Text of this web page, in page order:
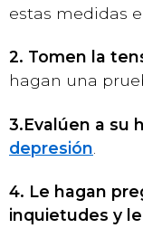
estas medidas
2. Tomen la
hagan una
3.Evalúen a su
depresión
4. Le hagan
inquietudes y